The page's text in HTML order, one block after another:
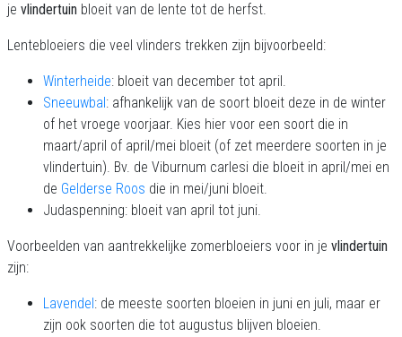
je vlindertuin bloeit van de lente tot de herfst.
Lentebloeiers die veel vlinders trekken zijn bijvoorbeeld:
Winterheide: bloeit van december tot april.
Sneeuwbal: afhankelijk van de soort bloeit deze in de winter
of het vroege voorjaar. Kies hier voor een soort die in
maart/april of april/mei bloeit (of zet meerdere soorten in je
vlindertuin). Bv. de Viburnum carlesi die bloeit in april/mei en
de Gelderse Roos die in mei/juni bloeit.
Judaspenning: bloeit van april tot juni.
Voorbeelden van aantrekkelijke zomerbloeiers voor in je vlindertuin
zijn:
Lavendel: de meeste soorten bloeien in juni en juli, maar er
zijn ook soorten die tot augustus blijven bloeien.